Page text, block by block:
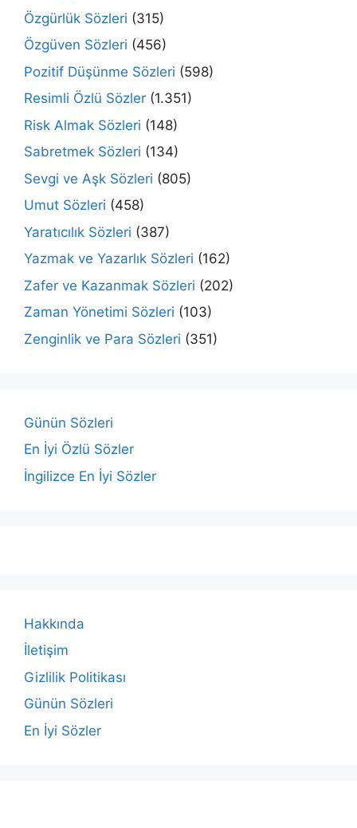
Özgürlük Sözleri (315)
Özgüven Sözleri (456)
Pozitif Düşünme Sözleri (598)
Resimli Özlü Sözler (1.351)
Risk Almak Sözleri (148)
Sabretmek Sözleri (134)
Sevgi ve Aşk Sözleri (805)
Umut Sözleri (458)
Yaratıcılık Sözleri (387)
Yazmak ve Yazarlık Sözleri (162)
Zafer ve Kazanmak Sözleri (202)
Zaman Yönetimi Sözleri (103)
Zenginlik ve Para Sözleri (351)
Günün Sözleri
En İyi Özlü Sözler
İngilizce En İyi Sözler
Hakkında
İletişim
Gizlilik Politikası
Günün Sözleri
En İyi Sözler